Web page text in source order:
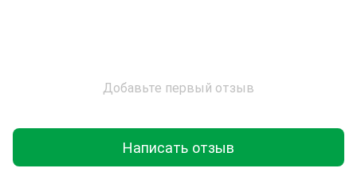
Добавьте первый отзыв
Написать отзыв